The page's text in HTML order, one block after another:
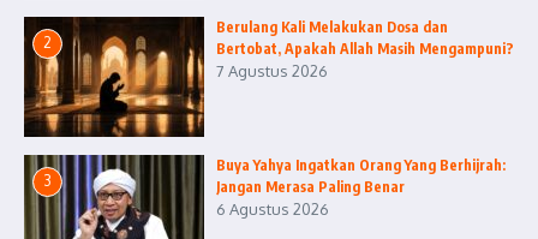
2
Berulang Kali Melakukan Dosa dan
Bertobat, Apakah Allah Masih Mengampuni?
7 Agustus 2026
3
Buya Yahya Ingatkan Orang Yang Berhijrah:
Jangan Merasa Paling Benar
6 Agustus 2026